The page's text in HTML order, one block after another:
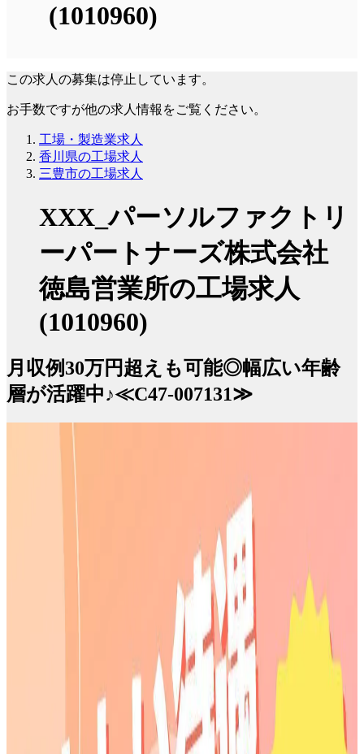
(1010960)
この求人の募集は停止しています。
お手数ですが他の求人情報をご覧ください。
工場・製造業求人
香川県の工場求人
三豊市の工場求人
XXX_パーソルファクトリ
ーパートナーズ株式会社
徳島営業所の工場求人
(1010960)
月収例30万円超えも可能◎幅広い年齢
層が活躍中♪≪C47-007131≫